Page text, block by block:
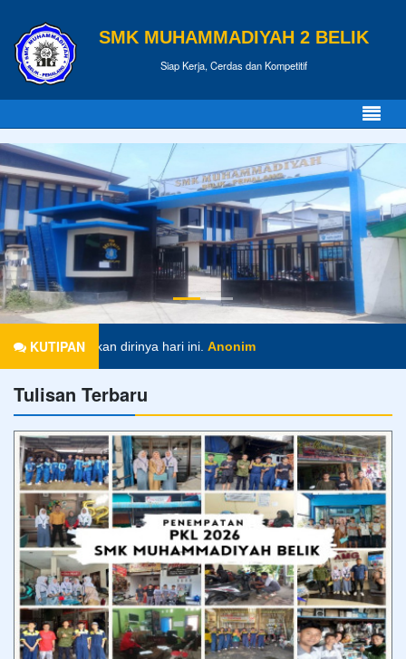
SMK MUHAMMADIYAH 2 BELIK
Siap Kerja, Cerdas dan Kompetitif
KUTIPAN
mempersiapkan dirinya hari ini.Anonim
Tulisan Terbaru